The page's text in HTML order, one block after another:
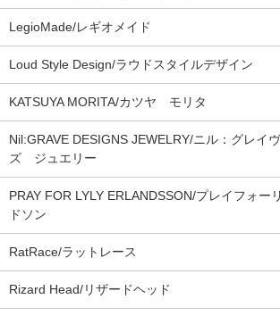
LegioMade/レギオメイド
Loud Style Design/ラウドスタイルデザイン
KATSUYA MORITA/カツヤ モリタ
Nil:GRAVE DESIGNS JEWELRY/ニル：グレイ
ズ ジュエリー
PRAY FOR LYLY ERLANDSSON/プレイフォー
ドソン
RatRace/ラットレース
Rizard Head/リザードヘッド